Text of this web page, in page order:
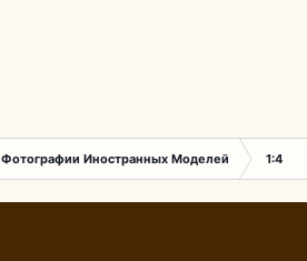
Фотографии Иностранных Моделей 1:43